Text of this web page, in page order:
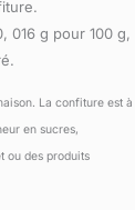
016 g pour 100 g,
La confiture est à
en sucres,
ou des produits